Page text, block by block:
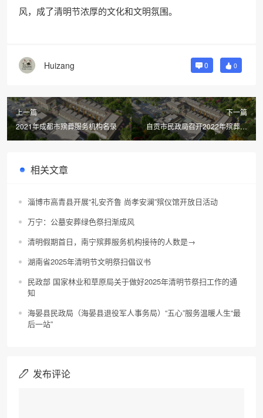
风，成了清明节浓厚的文化和文明氛围。
Huizang 0 0
上一篇
2021年成都市殡葬服务机构名录
下一篇
自贡市民政局召开2022年殡葬工
作会议
相关文章
淄博市高青县开展“礼安齐鲁 尚孝安澜”殡仪馆开放日活动
万宁：公墓安葬绿色祭扫渐成风
清明假期首日，南宁殡葬服务机构接待的人数是→
湖南省2025年清明节文明祭扫倡议书
民政部 国家林业和草原局关于做好2025年清明节祭扫工作的通
知
海晏县民政局（海晏县退役军人事务局）“五心”服务温暖人生“最
后一站”
发布评论